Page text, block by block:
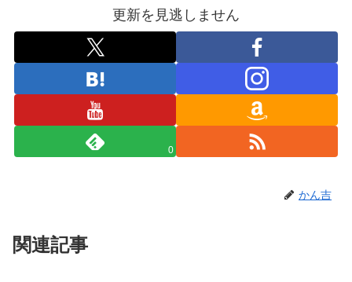
更新を見逃しません
0
かん吉
関連記事